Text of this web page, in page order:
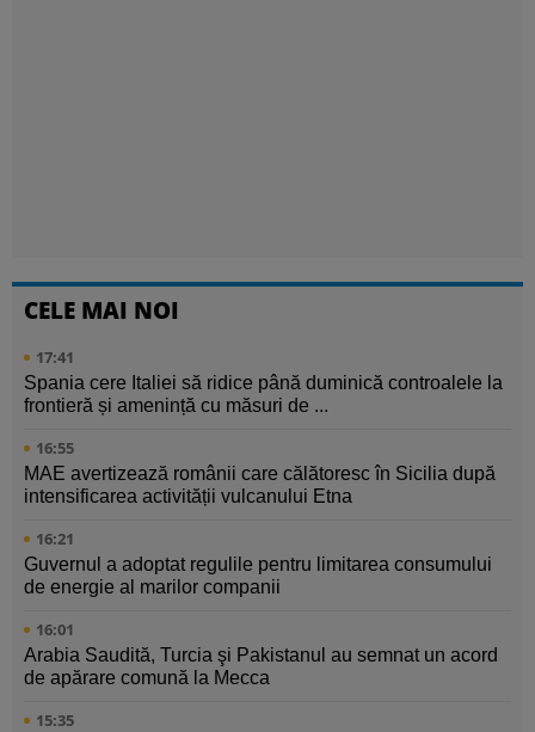
CELE MAI NOI
17:41
Spania cere Italiei să ridice până duminică controalele la
frontieră și amenință cu măsuri de ...
16:55
MAE avertizează românii care călătoresc în Sicilia după
intensificarea activității vulcanului Etna
16:21
Guvernul a adoptat regulile pentru limitarea consumului
de energie al marilor companii
16:01
Arabia Saudită, Turcia şi Pakistanul au semnat un acord
de apărare comună la Mecca
15:35